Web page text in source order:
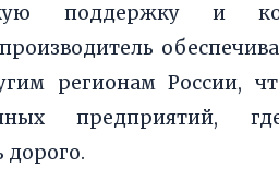
поддержку и
регионам России,
предприятий,
дорого.